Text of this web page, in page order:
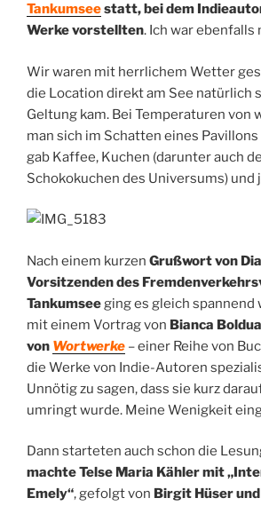
Tankumseestatt, bei dem
Werke vorstellten. Ich war ebenfalls
Wir waren mit herrlichem Wetter
die Location direkt am See natürlich
Geltung kam. Bei Temperaturen von
man sich im Schatten eines Pavillons
gab Kaffee, Kuchen (darunter auch
Schokokuchen des Universums) und
Nach einem kurzen Grußwort von
Vorsitzenden des
Tankumseeging es gleich spannend
mit einem Vortrag von Bianca
von Wortwerke – einer Reihe von
die Werke von Indie-Autoren
Unnötig zu sagen, dass sie kurz
umringt wurde. Meine Wenigkeit
Dann starteten auch schon die
machte Telse Maria Kähler mit
Emely“, gefolgt von Birgit Hüser